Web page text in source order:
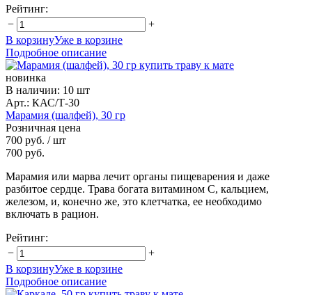
Рейтинг:
−
+
В корзинуУже в корзине
Подробное описание
новинка
В наличии: 10 шт
Арт.: КАС/Т-30
Марамия (шалфей), 30 гр
Розничная цена
700 руб. / шт
700 руб.
Марамия или марва лечит органы пищеварения и даже
разбитое сердце. Трава богата витамином С, кальцием,
железом, и, конечно же, это клетчатка, ее необходимо
включать в рацион.
Рейтинг:
−
+
В корзинуУже в корзине
Подробное описание